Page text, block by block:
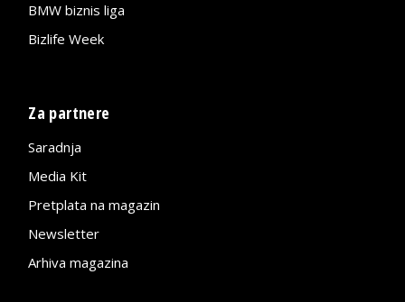
BMW biznis liga
Bizlife Week
Za partnere
Saradnja
Media Kit
Pretplata na magazin
Newsletter
Arhiva magazina